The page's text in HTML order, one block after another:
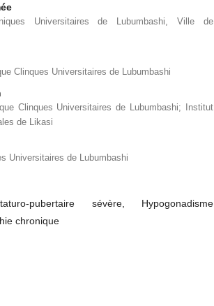
Universitaires de Lubumbashi, Ville de
Clinques Universitaires de Lubumbashi
Clinques Universitaires de Lubumbashi; Institut
de Likasi
Universitaires de Lubumbashi
pubertaire sévère, Hypogonadisme
chronique